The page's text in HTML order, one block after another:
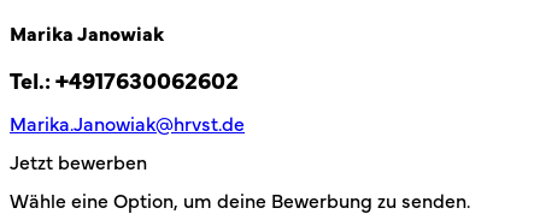
Marika Janowiak
Tel.: +4917630062602
Marika.Janowiak@hrvst.de
Jetzt bewerben
Wähle eine Option, um deine Bewerbung zu senden.